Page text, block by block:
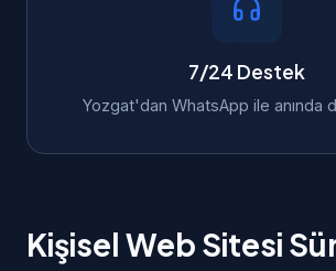
7/24 Destek
Yozgat'dan WhatsApp ile anında
Kişisel Web Sitesi